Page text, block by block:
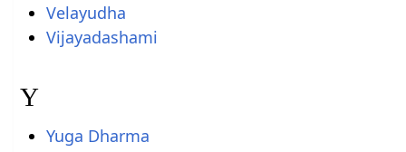
Velayudha
Vijayadashami
Y
Yuga Dharma